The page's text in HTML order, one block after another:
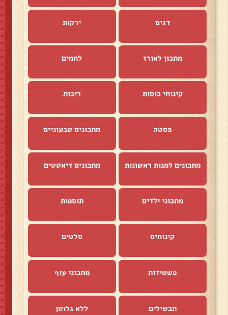
דגים ירקות
מתכון לאורז לחמים
קינוחי כוסות ריבות
פסטה מתכונים טבעוניים
מתכונים למנות ראשונות מתכונים דיאטטים
מתכוני ילדים תוספות
קינוחים סלטים
פשטידות מתכוני עוף
תבשילים ללא גלוטן